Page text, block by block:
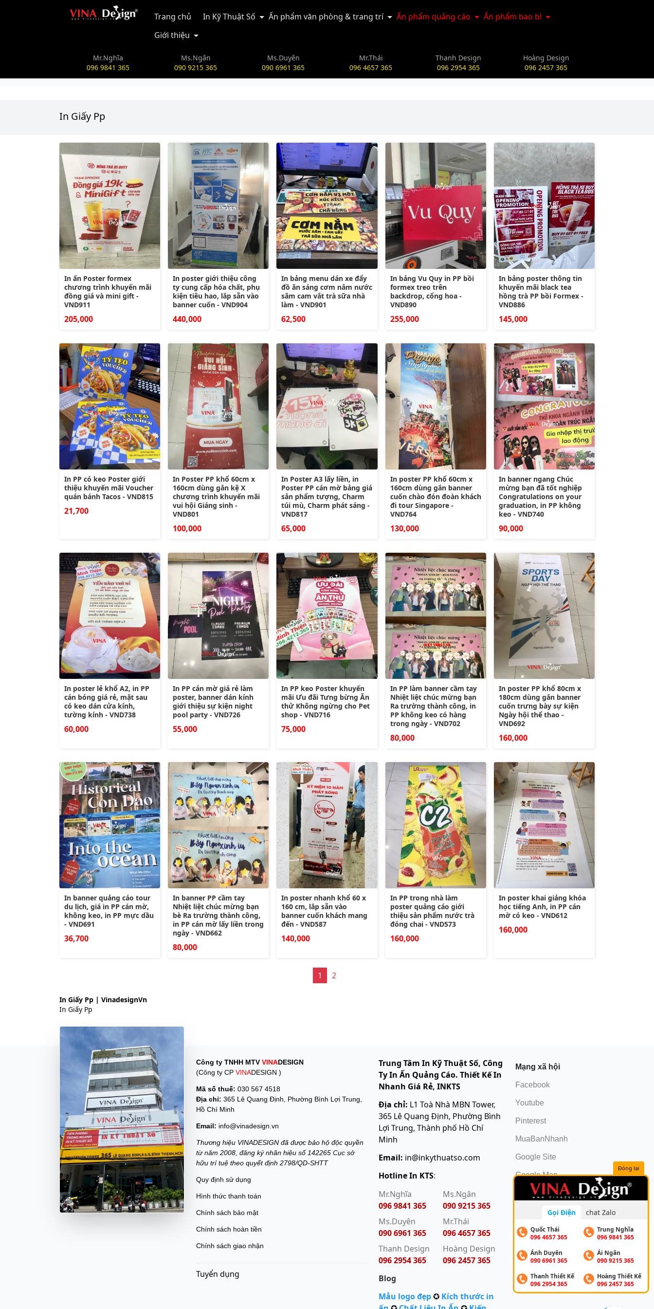
vinadesign.vn
Trang chủ In Kỹ Thuật Số Ấn phẩm văn phòng & trang trí Ấn phẩm quảng cáo
Ấn phẩm bao bì
Giới thiệu
Mr.Nghĩa
096 9841 365
Ms.Ngân
090 9215 365
Ms.Duyên
090 6961 365
Mr.Thái
096 4657 365
Thanh Design
096 2954 365
Hoàng Design
096 2457 365
In Giấy Pp
In ấn Poster formex
chương trình khuyến mãi
đồng giá và mini gift -
VND911
205,000
In poster giới thiệu công
ty cung cấp hóa chất, phụ
kiện tiêu hao, lắp sẵn vào
banner cuốn - VND904
440,000
In bảng menu dán xe đẩy
đồ ăn sáng cơm nắm nước
sâm cam vắt trà sữa nhà
làm - VND901
62,500
In bảng Vu Quy in PP bồi
formex treo trên
backdrop, cổng hoa -
VND890
255,000
In bảng poster thông tin
khuyến mãi black tea
hồng trà PP bồi Formex -
VND886
145,000
In PP có keo Poster giới
thiệu khuyến mãi Voucher
quán bánh Tacos - VND815
21,700
In Poster PP khổ 60cm x
160cm dùng gắn kệ X
chương trình khuyến mãi
vui hội Giáng sinh -
VND801
100,000
In Poster A3 lấy liền, in
Poster PP cán mờ bảng giá
sản phẩm tượng, Charm
túi mù, Charm phát sáng -
VND817
65,000
In poster PP khổ 60cm x
160cm dùng gắn banner
cuốn chào đón đoàn khách
đi tour Singapore -
VND764
130,000
In banner ngang Chúc
mừng bạn đã tốt nghiệp
Congratulations on your
graduation, in PP không
keo - VND740
90,000
In poster lẻ khổ A2, in PP
cán bóng giá rẻ, mặt sau
có keo dán cửa kính,
tường kính - VND738
60,000
In PP cán mờ giá rẻ làm
poster, banner dán kính
giới thiệu sự kiện night
pool party - VND726
55,000
In PP keo Poster khuyến
mãi Ưu đãi Tưng bừng Ăn
thử Không ngừng cho Pet
shop - VND716
75,000
In PP làm banner cầm tay
Nhiệt liệt chúc mừng bạn
Ra trường thành công, in
PP không keo có hàng
trong ngày - VND702
80,000
In poster PP khổ 80cm x
180cm dùng gắn banner
cuốn trưng bày sự kiện
Ngày hội thể thao -
VND692
160,000
In banner quảng cáo tour
du lịch, giá in PP cán mờ,
không keo, in PP mực dầu
- VND691
36,700
In banner PP cầm tay
Nhiệt liệt chúc mừng bạn
bè Ra trường thành công,
in PP cán mờ lấy liền trong
ngày - VND662
80,000
In poster nhanh khổ 60 x
160 cm, lắp sẵn vào
banner cuốn khách mang
đến - VND587
140,000
In PP trong nhà làm
poster quảng cáo giới
thiệu sản phẩm nước trà
đóng chai - VND573
160,000
In poster khai giảng khóa
học tiếng Anh, in PP cán
mờ có keo - VND612
160,000
1 2
In Giấy Pp | VinadesignVn
In Giấy Pp
Công ty TNHH MTV VINADESIGN
(Công ty CP VINADESIGN )
Mã số thuế: 030 567 4518
Địa chỉ: 365 Lê Quang Định, Phường Bình Lợi Trung,
Hồ Chí Minh
Email: info@vinadesign.vn
Thương hiệu VINADESIGN đã được bảo hộ độc quyền
từ năm 2008, đăng ký nhãn hiệu số 142265 Cục sở
hữu trí tuệ theo quyết định 2798/QD-SHTT
Quy định sử dụng
Hình thức thanh toán
Chính sách bảo mật
Chính sách hoàn tiền
Chính sách giao nhận
Tuyển dụng
Trung Tâm In Kỹ Thuật Số, Công
Ty In Ấn Quảng Cáo. Thiết Kế In
Nhanh Giá Rẻ, INKTS
Địa chỉ: L1 Toà Nhà MBN Tower,
365 Lê Quang Định, Phường Bình
Lợi Trung, Thành phố Hồ Chí
Minh
Email: in@inkythuatso.com
Hotline In KTS:
Mr.Nghĩa
096 9841 365
Ms.Ngân
090 9215 365
Ms.Duyên
090 6961 365
Mr.Thái
096 4657 365
Thanh Design
096 2954 365
Hoàng Design
096 2457 365
Blog
Mẫu logo đẹp✪ Kích thước in
Mạng xã hội
Facebook
Youtube
Pinterest
MuaBanNhanh
Google Site
Google Map
Đóng lại
Gọi Điện chat Zalo
Quốc Thái
096 4657 365
Trung Nghĩa
096 9841 365
Ánh Duyên
090 6961 365
Ái Ngân
090 9215 365
Thanh Thiết Kế
096 2954 365
Hoàng Thiết Kế
096 2457 365